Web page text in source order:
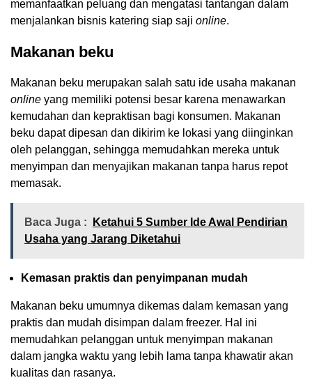
memanfaatkan peluang dan mengatasi tantangan dalam
menjalankan bisnis katering siap saji online.
Makanan beku
Makanan beku merupakan salah satu ide usaha makanan
online yang memiliki potensi besar karena menawarkan
kemudahan dan kepraktisan bagi konsumen. Makanan
beku dapat dipesan dan dikirim ke lokasi yang diinginkan
oleh pelanggan, sehingga memudahkan mereka untuk
menyimpan dan menyajikan makanan tanpa harus repot
memasak.
Baca Juga :
Ketahui 5 Sumber Ide Awal Pendirian
Usaha yang Jarang Diketahui
Kemasan praktis dan penyimpanan mudah
Makanan beku umumnya dikemas dalam kemasan yang
praktis dan mudah disimpan dalam freezer. Hal ini
memudahkan pelanggan untuk menyimpan makanan
dalam jangka waktu yang lebih lama tanpa khawatir akan
kualitas dan rasanya.